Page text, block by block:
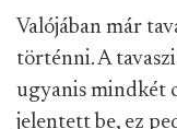
Valójában már
történni. A
ugyanis mindkét
jelentett be, ez